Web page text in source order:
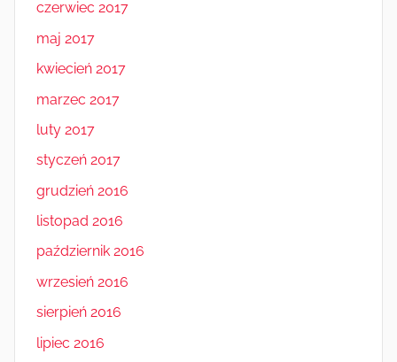
czerwiec 2017
maj 2017
kwiecień 2017
marzec 2017
luty 2017
styczeń 2017
grudzień 2016
listopad 2016
październik 2016
wrzesień 2016
sierpień 2016
lipiec 2016